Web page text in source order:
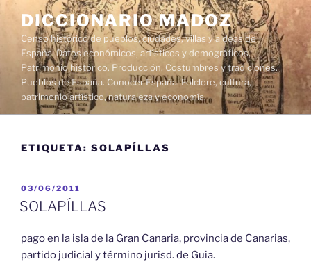
contenido
DICCIONARIO MADOZ
Censo histórico de pueblos, ciudades, villas y aldeas de
España. Datos económicos, artísticos y demográficos.
Patrimonio histórico. Producción. Costumbres y tradiciones.
Pueblos de España. Conocer España. Folclore, cultura,
patrimonio artístico, naturaleza y economía.
ETIQUETA: SOLAPÍLLAS
PUBLICADO
EL
03/06/2011
SOLAPÍLLAS
pago en la isla de la Gran Canaria, provincia de Canarias,
partido judicial y término jurisd. de Guia.